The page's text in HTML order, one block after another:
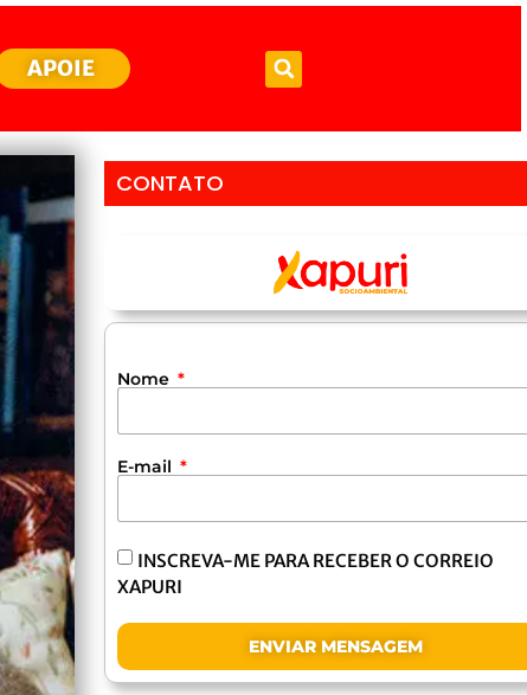
APOIE
CONTATO
Nome
E-mail
INSCREVA-ME PARA RECEBER O CORREIO
XAPURI
ENVIAR MENSAGEM